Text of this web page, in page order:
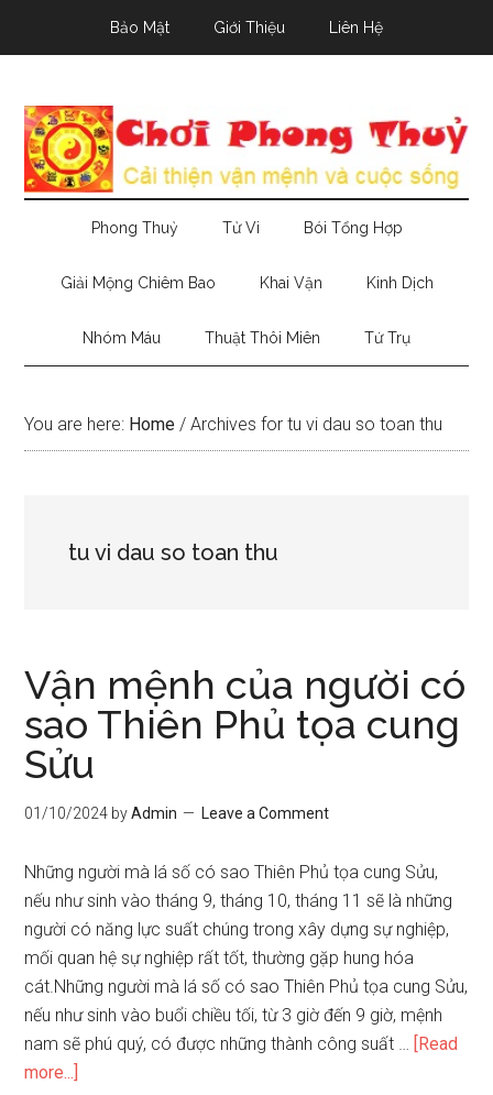
Bảo Mật Giới Thiệu Liên Hệ
Phong Thuỷ Tử Vi Bói Tổng Hợp
Giải Mộng Chiêm Bao Khai Vận Kinh Dịch
Nhóm Máu Thuật Thôi Miên Tứ Trụ
You are here: Home / Archives for tu vi dau so toan thu
tu vi dau so toan thu
Vận mệnh của người có
sao Thiên Phủ tọa cung
Sửu
01/10/2024 byAdmin Leave a Comment
Những người mà lá số có sao Thiên Phủ tọa cung Sửu,
nếu như sinh vào tháng 9, tháng 10, tháng 11 sẽ là những
người có năng lực suất chúng trong xây dựng sự nghiệp,
mối quan hệ sự nghiệp rất tốt, thường gặp hung hóa
cát.Những người mà lá số có sao Thiên Phủ tọa cung Sửu,
nếu như sinh vào buổi chiều tối, từ 3 giờ đến 9 giờ, mệnh
nam sẽ phú quý, có được những thành công suất … [Read
more...]